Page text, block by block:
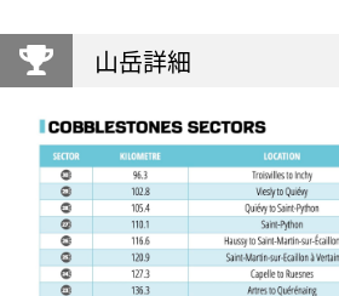
山岳詳細